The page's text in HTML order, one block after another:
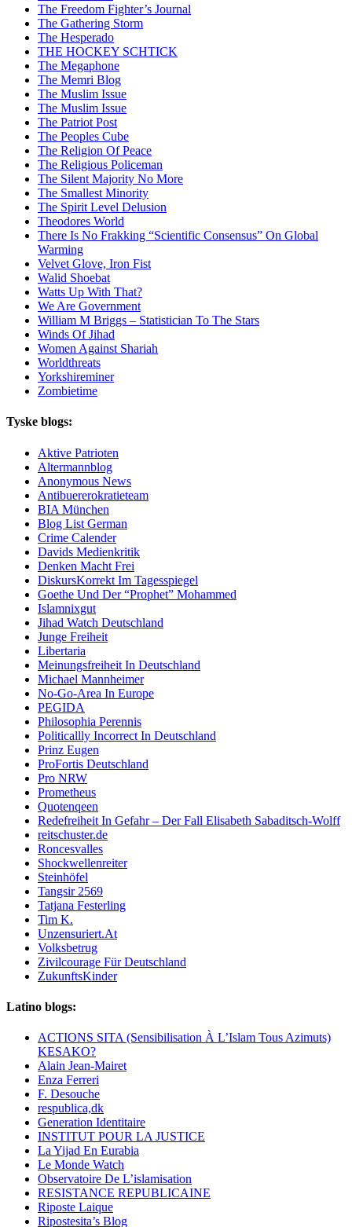
The Freedom Fighter’s Journal
The Gathering Storm
The Hesperado
THE HOCKEY SCHTICK
The Megaphone
The Memri Blog
The Muslim Issue
The Muslim Issue
The Patriot Post
The Peoples Cube
The Religion Of Peace
The Religious Policeman
The Silent Majority No More
The Smallest Minority
The Spirit Level Delusion
Theodores World
There Is No Frakking “Scientific Consensus” On Global
Warming
Velvet Glove, Iron Fist
Walid Shoebat
Watts Up With That?
We Are Government
William M Briggs – Statistician To The Stars
Winds Of Jihad
Women Against Shariah
Worldthreats
Yorkshireminer
Zombietime
Tyske blogs:
Aktive Patrioten
Altermannblog
Anonymous News
Antibuererokratieteam
BIA München
Blog List German
Crime Calender
Davids Medienkritik
Denken Macht Frei
DiskursKorrekt Im Tagesspiegel
Goethe Und Der “Prophet” Mohammed
Islamnixgut
Jihad Watch Deutschland
Junge Freiheit
Libertaria
Meinungsfreiheit In Deutschland
Michael Mannheimer
No-Go-Area In Europe
PEGIDA
Philosophia Perennis
Politicallly Incorrect In Deutschland
Prinz Eugen
ProFortis Deutschland
Pro NRW
Prometheus
Quotenqeen
Redefreiheit In Gefahr – Der Fall Elisabeth Sabaditsch-Wolff
reitschuster.de
Roncesvalles
Shockwellenreiter
Steinhöfel
Tangsir 2569
Tatjana Festerling
Tim K.
Unzensuriert.At
Volksbetrug
Zivilcourage Für Deutschland
ZukunftsKinder
Latino blogs:
ACTIONS SITA (Sensibilisation À L’Islam Tous Azimuts)
KESAKO?
Alain Jean-Mairet
Enza Ferreri
F. Desouche
respublica,dk
Generation Identitaire
INSTITUT POUR LA JUSTICE
La Yijad En Eurabia
Le Monde Watch
Observatoire De L’islamisation
RESISTANCE REPUBLICAINE
Riposte Laique
Ripostesita’s Blog